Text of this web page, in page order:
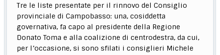
Tre le liste presentate per il rinnovo del Consiglio
provinciale di Campobasso: una, cosiddetta
governativa, fa capo al presidente della Regione
Donato Toma e alla coalizione di centrodestra, da cui,
per l’occasione, si sono sfilati i consiglieri Michele